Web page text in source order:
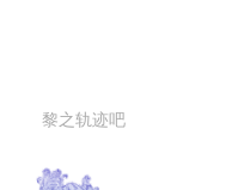
黎之轨迹吧